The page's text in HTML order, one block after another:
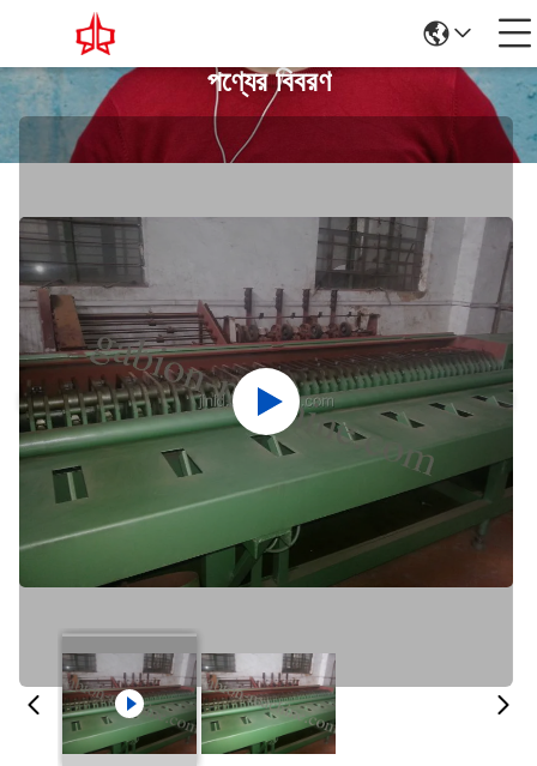
পণ্যের বিবরণ